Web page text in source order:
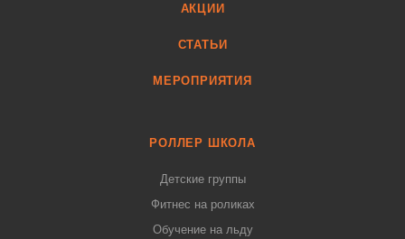
АКЦИИ
СТАТЬИ
МЕРОПРИЯТИЯ
РОЛЛЕР ШКОЛА
Детские группы
Фитнес на роликах
Обучение на льду